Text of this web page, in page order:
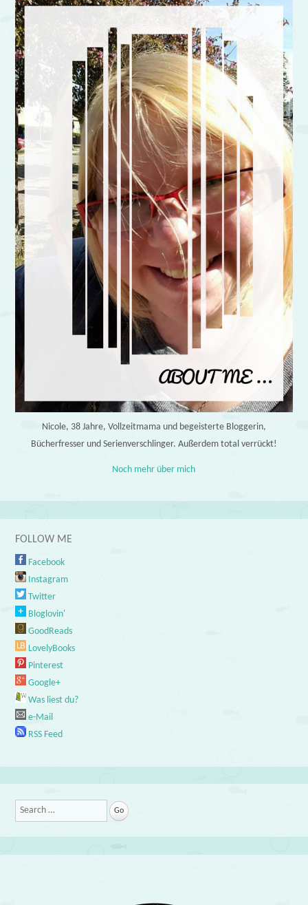
Nicole, 38 Jahre, Vollzeitmama und begeisterte Bloggerin,
Bücherfresser und Serienverschlinger. Außerdem total verrückt!
Noch mehr über mich
FOLLOW ME
Facebook
Instagram
Twitter
Bloglovin'
GoodReads
LovelyBooks
Pinterest
Google+
Was liest du?
e-Mail
RSS Feed
Search